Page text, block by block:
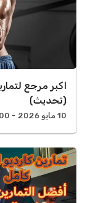
اكبر مرجع
(تحديث)
10 مايو 2026 - 3:00م